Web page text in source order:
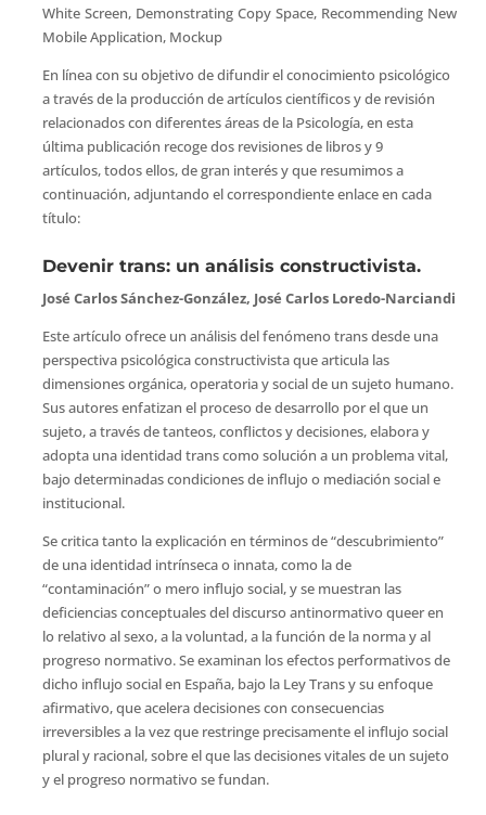
White Screen, Demonstrating Copy Space, Recommending New
Mobile Application, Mockup
En línea con su objetivo de difundir el conocimiento psicológico
a través de la producción de artículos científicos y de revisión
relacionados con diferentes áreas de la Psicología, en esta
última publicación recoge dos revisiones de libros y 9
artículos, todos ellos, de gran interés y que resumimos a
continuación, adjuntando el correspondiente enlace en cada
título:
Devenir trans: un análisis constructivista.
José Carlos Sánchez-González, José Carlos Loredo-Narciandi
Este artículo ofrece un análisis del fenómeno trans desde una
perspectiva psicológica constructivista que articula las
dimensiones orgánica, operatoria y social de un sujeto humano.
Sus autores enfatizan el proceso de desarrollo por el que un
sujeto, a través de tanteos, conflictos y decisiones, elabora y
adopta una identidad trans como solución a un problema vital,
bajo determinadas condiciones de influjo o mediación social e
institucional.
Se critica tanto la explicación en términos de “descubrimiento”
de una identidad intrínseca o innata, como la de
“contaminación” o mero influjo social, y se muestran las
deficiencias conceptuales del discurso antinormativo queer en
lo relativo al sexo, a la voluntad, a la función de la norma y al
progreso normativo. Se examinan los efectos performativos de
dicho influjo social en España, bajo la Ley Trans y su enfoque
afirmativo, que acelera decisiones con consecuencias
irreversibles a la vez que restringe precisamente el influjo social
plural y racional, sobre el que las decisiones vitales de un sujeto
y el progreso normativo se fundan.